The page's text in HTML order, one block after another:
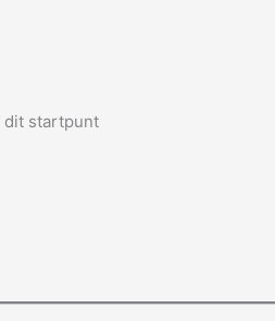
dit startpunt